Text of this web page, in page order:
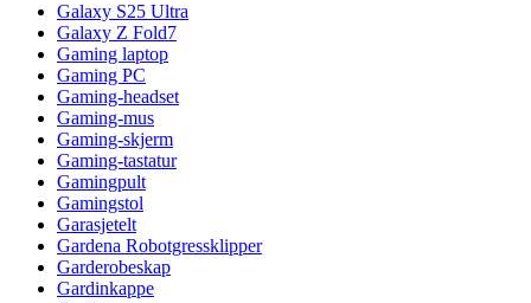
Galaxy S25 Ultra
Galaxy Z Fold7
Gaming laptop
Gaming PC
Gaming-headset
Gaming-mus
Gaming-skjerm
Gaming-tastatur
Gamingpult
Gamingstol
Garasjetelt
Gardena Robotgressklipper
Garderobeskap
Gardinkappe